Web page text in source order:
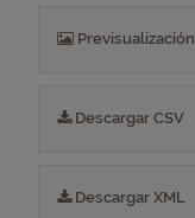
Previsualización
Descargar CSV
Descargar XML